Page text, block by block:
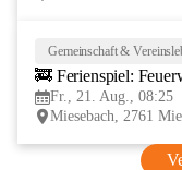
Gemeinschaft &
🚒 Ferienspiel:
Fr., 21. Aug., 08:25
Miesebach, 2761